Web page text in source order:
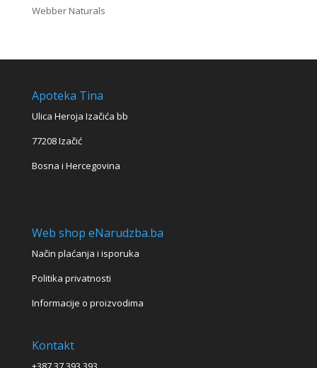
Webber Naturals
Apoteka Tina
Ulica Heroja Izačića bb
77208 Izačić
Bosna i Hercegovina
Web shop eNarudzba.ba
Način plaćanja i isporuka
Politika privatnosti
Informacije o proizvodima
Kontakt